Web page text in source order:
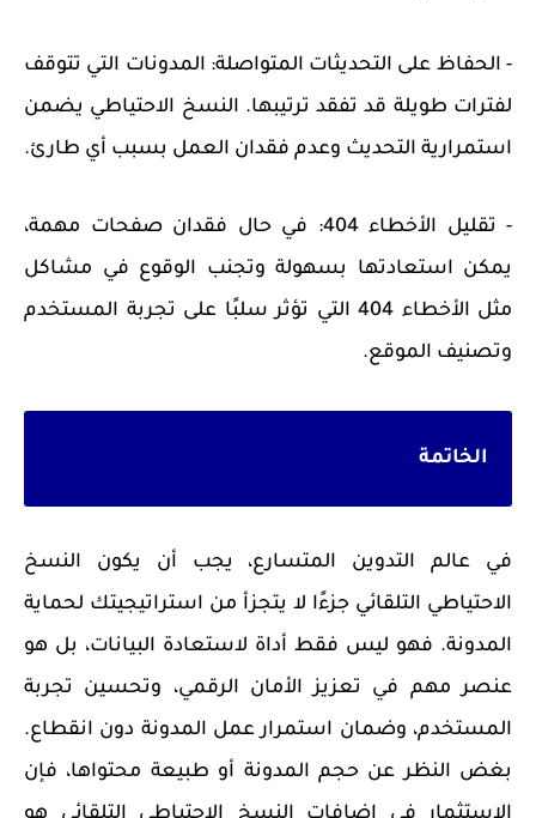
- الحفاظ على التحديثات المتواصلة: المدونات التي تتوقف
لفترات طويلة قد تفقد ترتيبها. النسخ الاحتياطي يضمن
استمرارية التحديث وعدم فقدان العمل بسبب أي طارئ.
- تقليل الأخطاء 404: في حال فقدان صفحات مهمة،
يمكن استعادتها بسهولة وتجنب الوقوع في مشاكل
مثل الأخطاء 404 التي تؤثر سلبًا على تجربة المستخدم
وتصنيف الموقع.
الخاتمة
في عالم التدوين المتسارع، يجب أن يكون النسخ
الاحتياطي التلقائي جزءًا لا يتجزأ من استراتيجيتك لحماية
المدونة. فهو ليس فقط أداة لاستعادة البيانات، بل هو
عنصر مهم في تعزيز الأمان الرقمي، وتحسين تجربة
المستخدم، وضمان استمرار عمل المدونة دون انقطاع.
بغض النظر عن حجم المدونة أو طبيعة محتواها، فإن